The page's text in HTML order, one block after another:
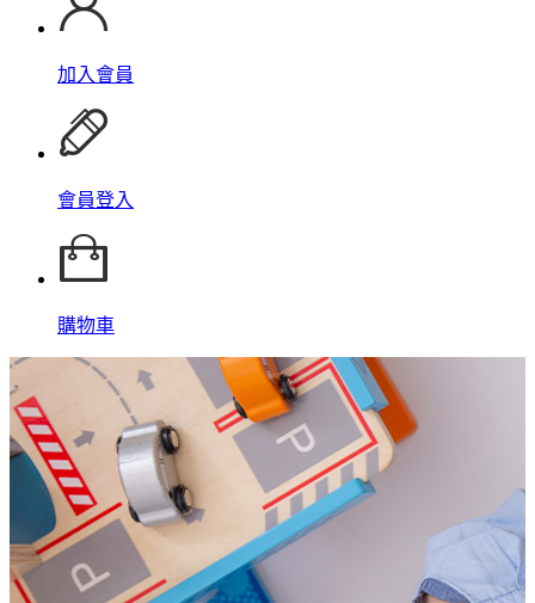
加入會員
會員登入
購物車